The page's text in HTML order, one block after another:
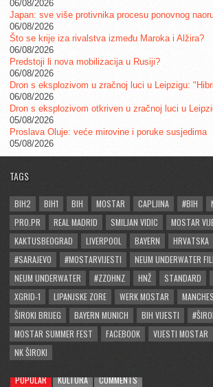
06/08/2026
Japan: sve više protivnika procesu ponovnog
06/08/2026
Što se krije iza rivalstva između Maroka i Alžira?
06/08/2026
Predstoji li nova mobilizacija u Rusiji?
06/08/2026
Dron s eksplozivom u zračnoj luci u Leipzigu:
06/08/2026
Dron s eksplozivom otkriven u zračnoj luci u
05/08/2026
Proslava Oluje: veće mirovine i poruke susjedima
05/08/2026
TAGS
BIH2 BIH1 BIH MOSTAR CAPLJINA #BIH
PRO.PR
REAL MADRID SMILJAN VIDIC MOSTAR
KAKTUSBEOGRAD
LIVERPOOL BAYERN HRVATSKA
#SARAJEVO
#MOSTARVIJESTI
NEUM UNDERWATER
NEUM UNDERWATER
#ZZOHNZ HNŽ STANDARD
XGRID-1
LIPANJSKE ZORE WERK MOSTAR
ŠIROKI BRIJEG
BAYERN MUNICH BIH VIJESTI
MOSTAR SUMMER FEST
FACEBOOK VIJESTI MOSTAR
NK ŠIROKI
POPULAR KULTURA COMMENTS